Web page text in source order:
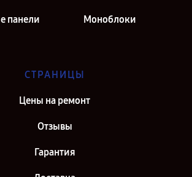
панели Моноблоки
СТРАНИЦЫ
Цены на ремонт
Отзывы
Гарантия